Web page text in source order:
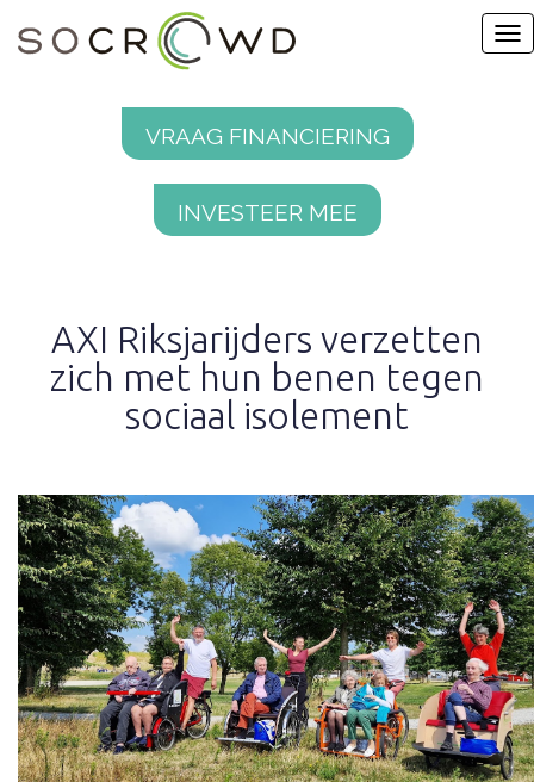
Vraag financiering
Investeer mee
AXI Riksjarijders verzetten
zich met hun benen tegen
sociaal isolement